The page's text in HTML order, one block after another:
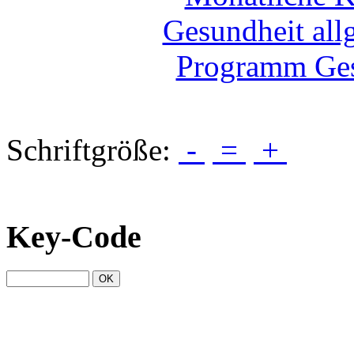
Schriftgröße: - = +
Key-Code